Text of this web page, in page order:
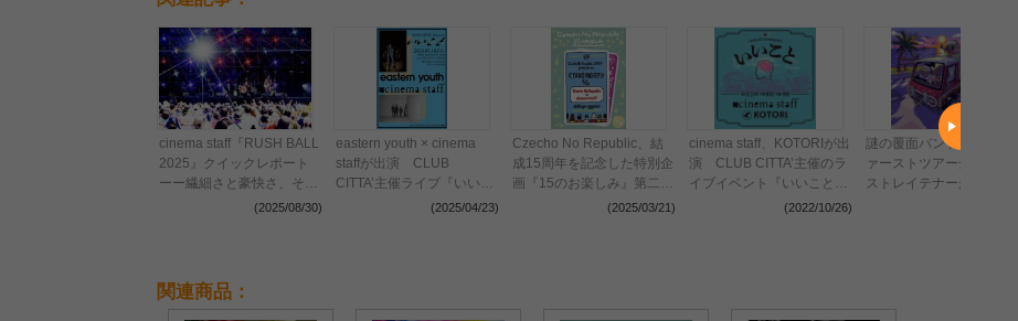
cinema staff『RUSH BALL
2025』クイックレポート
ーー繊細さと豪快さ、その
両輪と圧倒的演奏力で魅せ
(2025/08/30)
eastern youth × cinema
staffが出演 CLUB
CITTA’主催ライブ『いいこ
(2025/04/23)
Czecho No Republic、結
成15周年を記念した特別企
画『15のお楽しみ』第二弾
はcinema staffとの2マンラ
(2025/03/21)
cinema staff、KOTORIが出
演 CLUB CITTA’主催のラ
イブイベント『いいこと』
(2022/10/26)
謎の覆面バンド・633のフ
ァーストツアー全公演に、
ストレイテナーがゲスト出
関連商品：